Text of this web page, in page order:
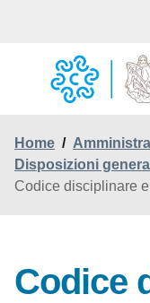
principale
Home /
Disposizioni
Codice disciplinare
Codice